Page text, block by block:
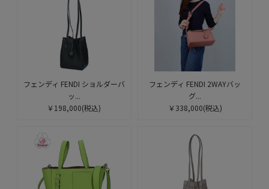
フェンディ FENDI ショルダーバ
ッ...
￥198,000(税込)
フェンディ FENDI 2WAYバッ
グ...
￥338,000(税込)